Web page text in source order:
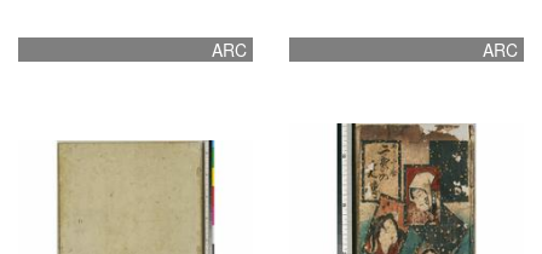
ARC ARC